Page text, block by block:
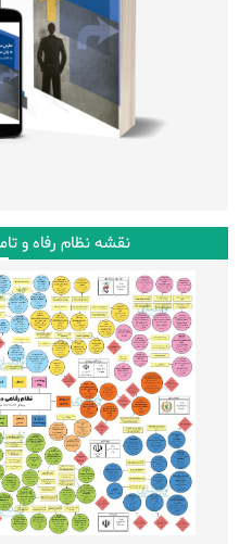
نقشه نظام رفاه و